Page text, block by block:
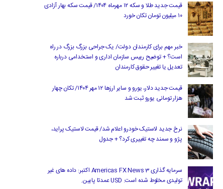
قیمت جدید طلا و سکه ۱۲ مهرماه ۱۴۰۴/ قیمت سکه بهار آزادی
۱۰ میلیون تومان تکان خورد
خبر مهم برای کارمندان دولت/ یک جراحی بزرگ بزرگ در راه
است؟ + توضیح رییس سازمان اداری و استخدامی درباره
تعدیل یا تغییر حقوق کارمندان
قیمت جدید دلار، یورو و سایر ارزها ۱۲ مهر ۱۴۰۴/ تکان چهار
هزار تومانی یورو ثبت شد
نرخ جدید لاستیک خودرو اعلام شد/ قیمت لاستیک پراید،
پژو و سمند چه تغییری کرد؟ + جدول
سرمایه گذاری Americas FX News 3 اکتبر: داده های غیر
تولیدی مخلوط شده است. USD عمدتا پایین.